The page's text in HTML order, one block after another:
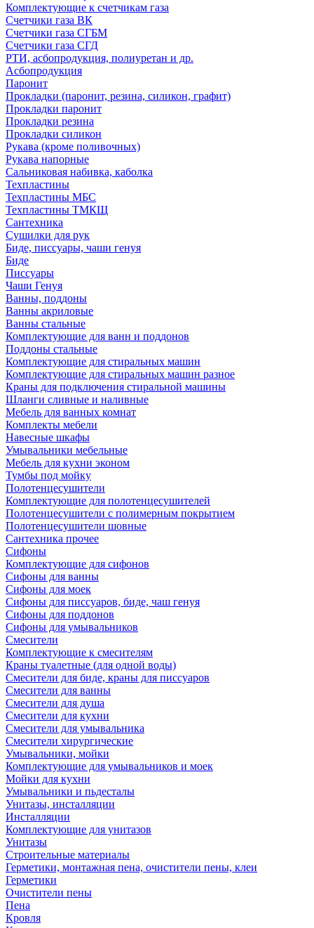
Комплектующие к счетчикам газа
Счетчики газа ВК
Счетчики газа СГБМ
Счетчики газа СГД
РТИ, асбопродукция, полиуретан и др.
Асбопродукция
Паронит
Прокладки (паронит, резина, силикон, графит)
Прокладки паронит
Прокладки резина
Прокладки силикон
Рукава (кроме поливочных)
Рукава напорные
Сальниковая набивка, каболка
Техпластины
Техпластины МБС
Техпластины ТМКЩ
Сантехника
Сушилки для рук
Биде, писсуары, чаши генуя
Биде
Писсуары
Чаши Генуя
Ванны, поддоны
Ванны акриловые
Ванны стальные
Комплектующие для ванн и поддонов
Поддоны стальные
Комплектующие для стиральных машин
Комплектующие для стиральных машин разное
Краны для подключения стиральной машины
Шланги сливные и наливные
Мебель для ванных комнат
Комплекты мебели
Навесные шкафы
Умывальники мебельные
Мебель для кухни эконом
Тумбы под мойку
Полотенцесушители
Комплектующие для полотенцесушителей
Полотенцесушители с полимерным покрытием
Полотенцесушители шовные
Сантехника прочее
Сифоны
Комплектующие для сифонов
Сифоны для ванны
Сифоны для моек
Сифоны для писсуаров, биде, чаш генуя
Сифоны для поддонов
Сифоны для умывальников
Смесители
Комплектующие к смесителям
Краны туалетные (для одной воды)
Смесители для биде, краны для писсуаров
Смесители для ванны
Смесители для душа
Смесители для кухни
Смесители для умывальника
Смесители хирургические
Умывальники, мойки
Комплектующие для умывальников и моек
Мойки для кухни
Умывальники и пьдесталы
Унитазы, инсталляции
Инсталляции
Комплектующие для унитазов
Унитазы
Строительные материалы
Герметики, монтажная пена, очистители пены, клеи
Герметики
Очистители пены
Пена
Кровля